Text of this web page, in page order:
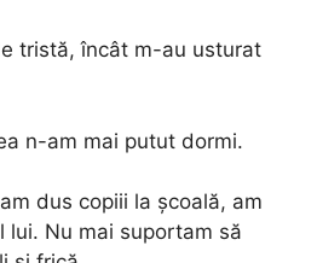
tristă, încât m-au usturat
n-am mai putut dormi.
dus copiii la școală, am
lui. Nu mai suportam să